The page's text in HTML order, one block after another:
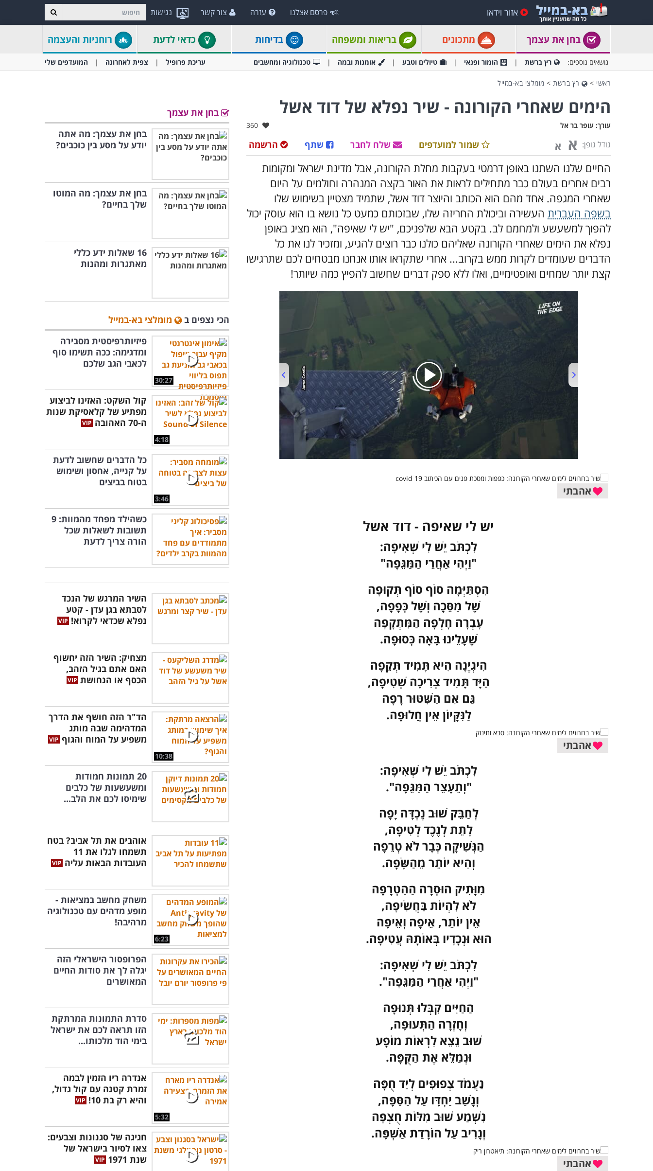
נגישות אזור וידאו פרסם אצלנו עזרה צור קשר
בחן את עצמך מתכונים בריאות ומשפחה בדיחות כדאי לדעת רוחניות והעצמה
נושאים נוספים: רץ ברשת הומור ופנאי טיולים וטבע אומנות ובמה טכנולוגיה ומחשבים עריכת פרופיל צפית לאחרונה המועדפים שלי
ראשי > רץ ברשת > מומלצי בא-במייל
הימים שאחרי הקורונה - שיר נפלא של דוד אשל
עורך: עופר בר אל אהבו:
360
גודל גופן: א א הרשמה שתף שלח לחבר שמור למועדפים
החיים שלנו השתנו באופן דרמטי בעקבות מחלת הקורונה, אבל מדינת ישראל ומקומות
רבים אחרים בעולם כבר מתחילים לראות את האור בקצה המנהרה וחולמים על היום
שאחרי המגפה. אחד מהם הוא הכותב והיוצר דוד אשל, שתמיד מצטיין בשימוש שלו
בשפה העברית העשירה וביכולת החריזה שלו, שבזכותם כמעט כל נושא בו הוא עוסק יכול
להפוך למשעשע ולמחמם לב. בקטע הבא שלפניכם, "יש לי שאיפה", הוא מציג באופן
נפלא את הימים שאחרי הקורונה שאליהם כולנו כבר רוצים להגיע, ומזכיר לנו את כל
הדברים שעומדים לקרות ממש בקרוב... אחרי שתקראו אותו אנחנו מבטחים לכם שתרגישו
קצת יותר שמחים ואופטימיים, ואלו ללא ספק דברים שחשוב להפיץ כמה שיותר!
אהבתי
יש לי שאיפה - דוד אשל
לִכְתֹּב יֵשׁ לִי שְׁאִיפָה:
"וַיְהִי אַחֲרֵי הַמַּגֵּפָה"
הִסְתַּיְּמָה סוֹף סוֹף תְּקוּפָה
שֶׁל מַסֵּכָה וְשֶׁל כְּפָפָה,
עָבְרָה חָלְפָה הַמִּתְקָפָה
שֶׁעָלֵינוּ בָּאָה כְּסוּפָה.
הִיגְיֶנָה הִיא תָּמִיד תְּקֵפָה
הַיָּד תָּמִיד צְרִיכָה שְׁטִיפָה,
גַּם אִם הַשִּׁטּוּר רָפָה
לַנִּקָּיוֹן אֵין חֲלוּפָה.
אהבתי
לִכְתֹּב יֵשׁ לִי שְׁאִיפָה:
"וְתֵעָצֵר הַמַּגֵּפָה".
לְחַבֵּק שׁוּב נֶכְדָּה יָפָה
לָתֵת לְנֶכֶד לְטִיפָה,
הַנְּשִׁיקָה כְּבָר לֹא טְרֵפָה
וְהִיא יוֹתֵר מֵהַשָּׂפָה.
מִוָּתִיק הוּסְרָה הַהַטְרָפָה
לֹא לִהְיוֹת בַּחֲשִׂיפָה,
אֵין יוֹתֵר, אֵיפָה וְאֵיפָה
הוּא וּנְכָדָיו בְּאוֹתָהּ עֲטִיפָה.
לִכְתֹּב יֵשׁ לִי שְׁאִיפָה:
"וַיְהִי אַחֲרֵי הַמַּגֵּפָה".
הַחַיִּים קִבְּלוּ תְּנוּפָה
וְחָזְרָה הַתְּעוּפָה,
שׁוּב נֵצֵא לִרְאוֹת מוֹפָע
וּנְמַלֵּא אֶת הַקֻּפָּה.
נַעֲמֹד צְפוּפִים לְיַד חֻפָּה
וְנָשַׁב יַחְדָּו עַל הַסַּפָּה,
נִשְׁמַע שׁוּב מִלּוֹת חֻצְפָּה
וְנָרִיב עַל הוֹרָדַת אַשְׁפָּה.
אהבתי
בחן את עצמך
בחן את עצמך: מה אתה
יודע על מסע בין כוכבים?
בחן את עצמך: מה המוטו
שלך בחיים?
16 שאלות ידע כללי
מאתגרות ומהנות
הכי נצפים ב מומלצי בא-במייל
30:27
פיזיותרפיסטית מסבירה
ומדגימה: ככה תשימו סוף
לכאבי הגב שלכם
4:18
קול השקט: האזינו לביצוע
מפתיע של קלאסיקת שנות
ה-70 האהובה
3:46
כל הדברים שחשוב לדעת
על קנייה, אחסון ושימוש
בטוח בביצים
כשהילד מפחד מהמוות: 9
תשובות לשאלות שכל
הורה צריך לדעת
השיר המרגש של הנכד
לסבתא בגן עדן - קטע
נפלא שכדאי לקרוא!
מצחיק: השיר הזה יחשוף
האם אתם בגיל הזהב,
הכסף או הנחושת
10:38
הד"ר הזה חושף את הדרך
המדהימה שבה מותג
משפיע על המוח והגוף
20 תמונות חמודות
ומשעשעות של כלבים
שימיסו לכם את הלב...
אוהבים את תל אביב? בטח
תשמחו לגלו את 11
העובדות הבאות עליה
6:23
משחק מחשב במציאות -
מופע מדהים עם טכנולוגיה
מרהיבה!
הפרופסור הישראלי הזה
יגלה לך את סודות החיים
המאושרים
סדרת התמונות המרתקת
הזו תראה לכם את ישראל
בימי הוד מלכותו...
5:32
אנדרה ריו הזמין לבמה
זמרת קטנה עם קול גדול,
והיא רק בת 10!
חגיגה של סגנונות וצבעים:
צאו לסיור בישראל של
שנת 1971